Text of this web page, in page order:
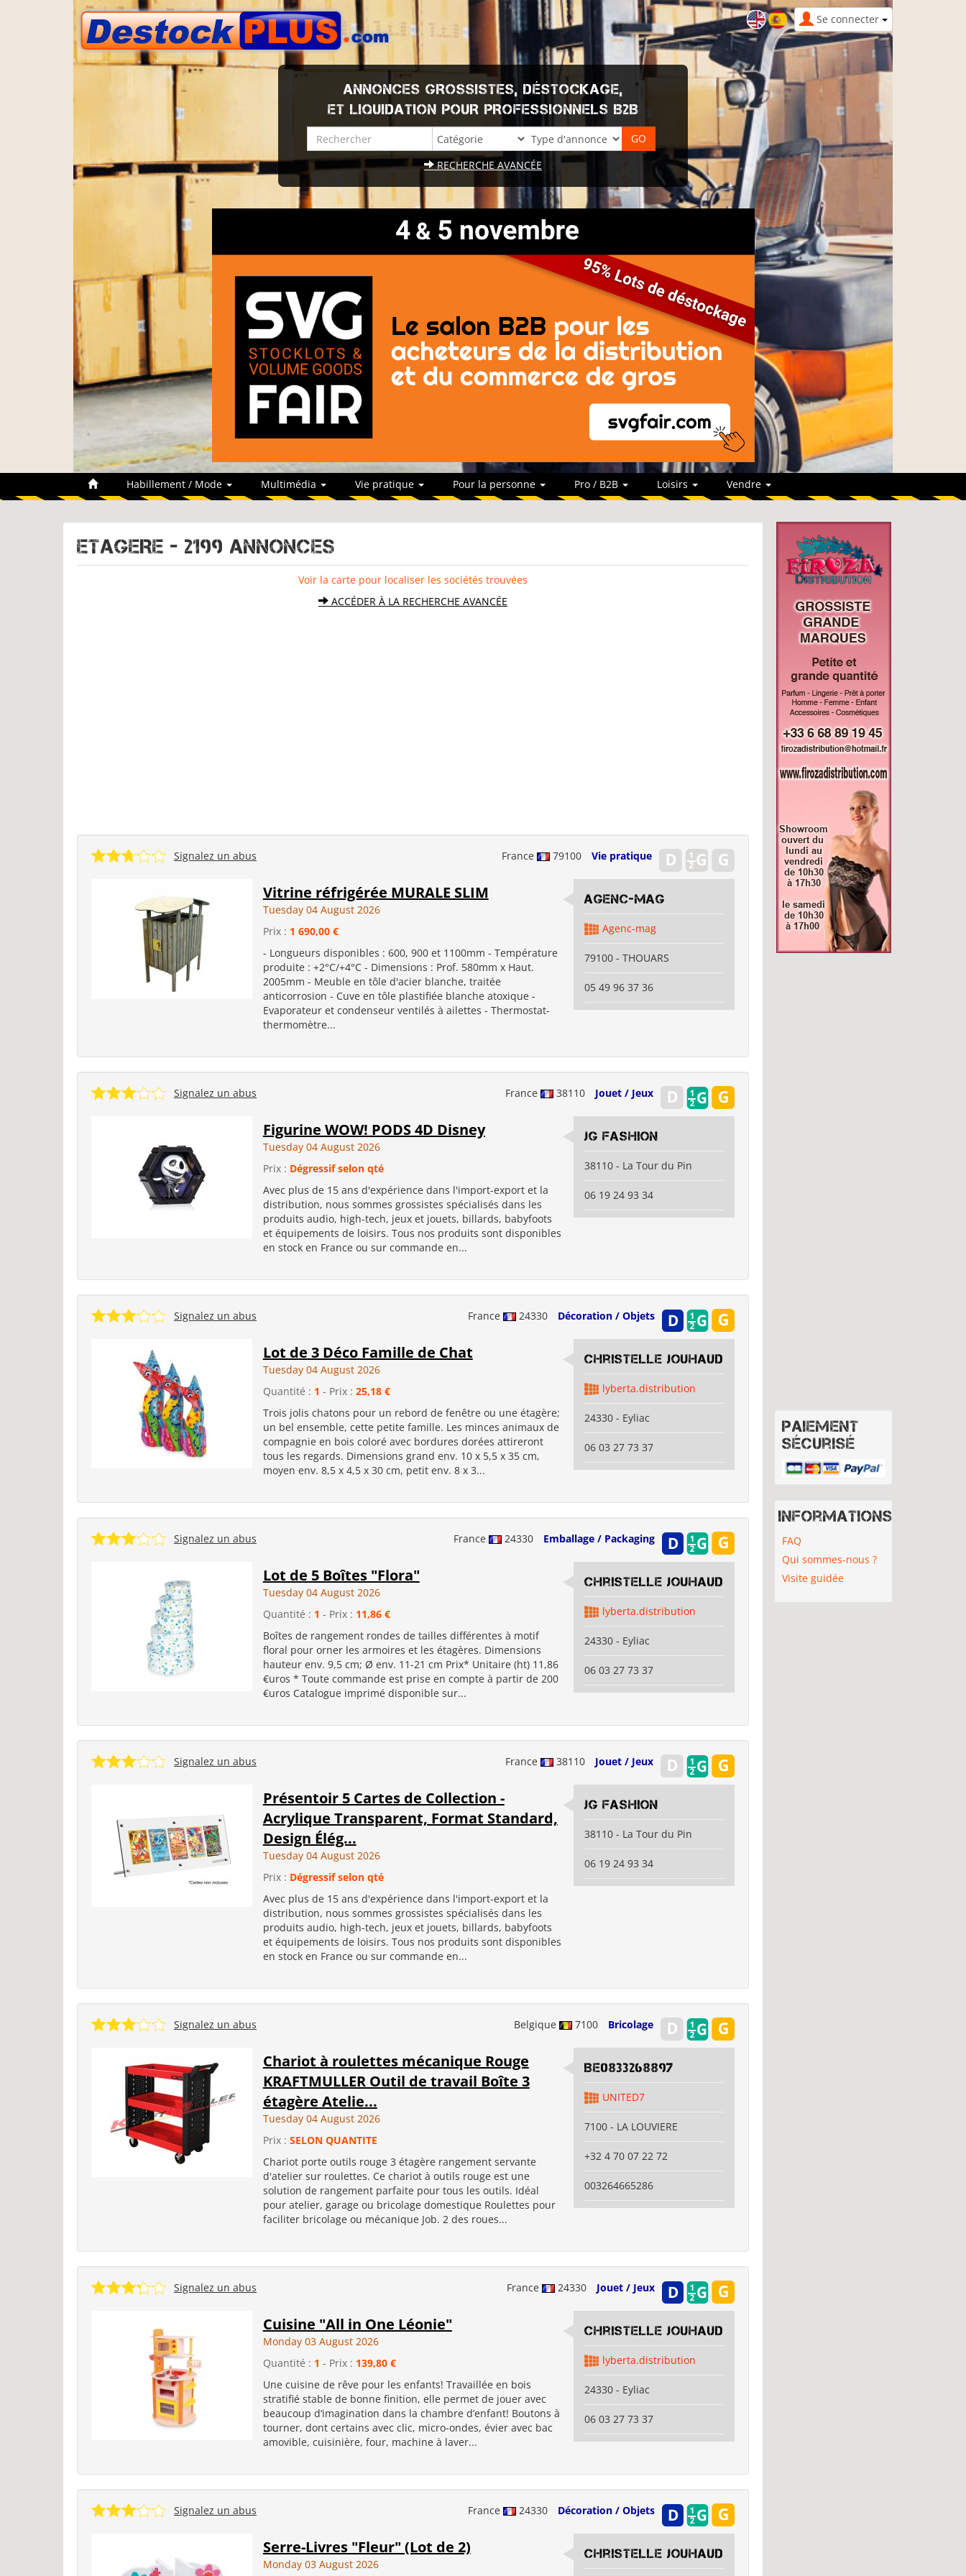
Se connecter
ANNONCES GROSSISTES, DÉSTOCKAGE,
ET LIQUIDATION POUR PROFESSIONNELS B2B
RECHERCHE AVANCÉE
Habillement / Mode Multimédia Vie pratique Pour la personne Pro / B2B Loisirs Vendre
ETAGERE - 2199 Annonces
Voir la carte pour localiser les sociétés trouvées
ACCÉDER À LA RECHERCHE AVANCÉE
France 79100 Vie pratique
Signalez un abus
Vitrine réfrigérée MURALE SLIM
Tuesday 04 August 2026
Prix : 1 690,00 €
- Longueurs disponibles : 600, 900 et 1100mm - Température
produite : +2°C/+4°C - Dimensions : Prof. 580mm x Haut.
2005mm - Meuble en tôle d'acier blanche, traitée
anticorrosion - Cuve en tôle plastifiée blanche atoxique -
Evaporateur et condenseur ventilés à ailettes - Thermostat-
thermomètre...
Agenc-mag
Agenc-mag
79100 - THOUARS
05 49 96 37 36
France 38110 Jouet / Jeux
Signalez un abus
Figurine WOW! PODS 4D Disney
Tuesday 04 August 2026
Prix : Dégressif selon qté
Avec plus de 15 ans d'expérience dans l'import-export et la
distribution, nous sommes grossistes spécialisés dans les
produits audio, high-tech, jeux et jouets, billards, babyfoots
et équipements de loisirs. Tous nos produits sont disponibles
en stock en France ou sur commande en...
JG Fashion
38110 - La Tour du Pin
06 19 24 93 34
France 24330 Décoration / Objets
Signalez un abus
Lot de 3 Déco Famille de Chat
Tuesday 04 August 2026
Quantité : 1 - Prix : 25,18 €
Trois jolis chatons pour un rebord de fenêtre ou une étagère;
un bel ensemble, cette petite famille. Les minces animaux de
compagnie en bois coloré avec bordures dorées attireront
tous les regards. Dimensions grand env. 10 x 5,5 x 35 cm,
moyen env. 8,5 x 4,5 x 30 cm, petit env. 8 x 3...
Christelle Jouhaud
lyberta.distribution
24330 - Eyliac
06 03 27 73 37
France 24330 Emballage / Packaging
Signalez un abus
Lot de 5 Boîtes "Flora"
Tuesday 04 August 2026
Quantité : 1 - Prix : 11,86 €
Boîtes de rangement rondes de tailles différentes à motif
floral pour orner les armoires et les étagères. Dimensions
hauteur env. 9,5 cm; Ø env. 11-21 cm Prix* Unitaire (ht) 11,86
€uros * Toute commande est prise en compte à partir de 200
€uros Catalogue imprimé disponible sur...
Christelle Jouhaud
lyberta.distribution
24330 - Eyliac
06 03 27 73 37
France 38110 Jouet / Jeux
Signalez un abus
Présentoir 5 Cartes de Collection -
Acrylique Transparent, Format Standard,
Design Élég...
Tuesday 04 August 2026
Prix : Dégressif selon qté
Avec plus de 15 ans d'expérience dans l'import-export et la
distribution, nous sommes grossistes spécialisés dans les
produits audio, high-tech, jeux et jouets, billards, babyfoots
et équipements de loisirs. Tous nos produits sont disponibles
en stock en France ou sur commande en...
JG Fashion
38110 - La Tour du Pin
06 19 24 93 34
Belgique 7100 Bricolage
Signalez un abus
Chariot à roulettes mécanique Rouge
KRAFTMULLER Outil de travail Boîte 3
étagère Atelie...
Tuesday 04 August 2026
Prix : SELON QUANTITE
Chariot porte outils rouge 3 étagère rangement servante
d'atelier sur roulettes. Ce chariot à outils rouge est une
solution de rangement parfaite pour tous les outils. Idéal
pour atelier, garage ou bricolage domestique Roulettes pour
faciliter bricolage ou mécanique Job. 2 des roues...
BE0833268897
UNITED7
7100 - LA LOUVIERE
+32 4 70 07 22 72
003264665286
France 24330 Jouet / Jeux
Signalez un abus
Cuisine "All in One Léonie"
Monday 03 August 2026
Quantité : 1 - Prix : 139,80 €
Une cuisine de rêve pour les enfants! Travaillée en bois
stratifié stable de bonne finition, elle permet de jouer avec
beaucoup d‘imagination dans la chambre d‘enfant! Boutons à
tourner, dont certains avec clic, micro-ondes, évier avec bac
amovible, cuisinière, four, machine à laver...
Christelle Jouhaud
lyberta.distribution
24330 - Eyliac
06 03 27 73 37
France 24330 Décoration / Objets
Signalez un abus
Serre-Livres "Fleur" (Lot de 2)
Monday 03 August 2026
Christelle Jouhaud
Paiement
sécurisé
Informations
FAQ
Qui sommes-nous ?
Visite guidée